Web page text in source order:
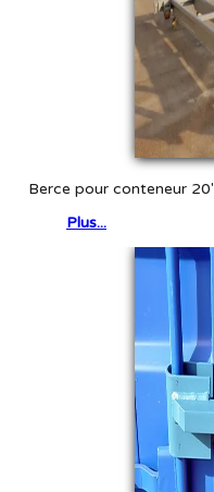
Berce pour conteneur 20'
Plus...